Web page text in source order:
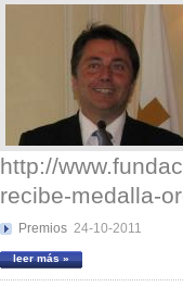
http://
recibe-medalla-
Premios 24-10-2011
leer más »